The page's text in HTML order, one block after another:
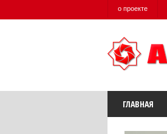
о проекте
ГЛАВНАЯ